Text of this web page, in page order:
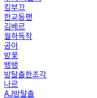
킹부끄
한교동팬
김베르
월하독작
공아
방꽃
뱅뱅
방탈출한조각
나르
AJ방탈출